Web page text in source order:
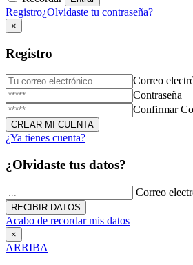
Triduo Virgen Milagrosa
27 de Noviembre de 2025
Registro¿Olvidaste tu contraseña?
×
Registro
Correo
Contraseña
Confirmar
¿Ya tienes cuenta?
¿Olvidaste tus datos?
Correo
Acabo de recordar mis datos
×
ARRIBA